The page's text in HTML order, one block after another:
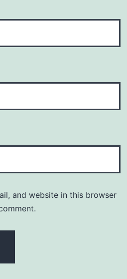
and website in this browser